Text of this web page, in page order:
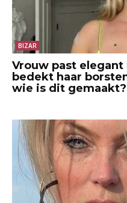
BIZAR
Vrouw past
bedekt haar
wie is dit